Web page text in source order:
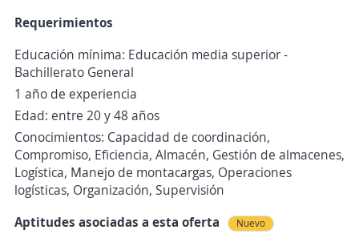
Requerimientos
Educación mínima: Educación media superior -
Bachillerato General
1 año de experiencia
Edad: entre 20 y 48 años
Conocimientos: Capacidad de coordinación,
Compromiso, Eficiencia, Almacén, Gestión de almacenes,
Logística, Manejo de montacargas, Operaciones
logísticas, Organización, Supervisión
Aptitudes asociadas a esta oferta
Nuevo